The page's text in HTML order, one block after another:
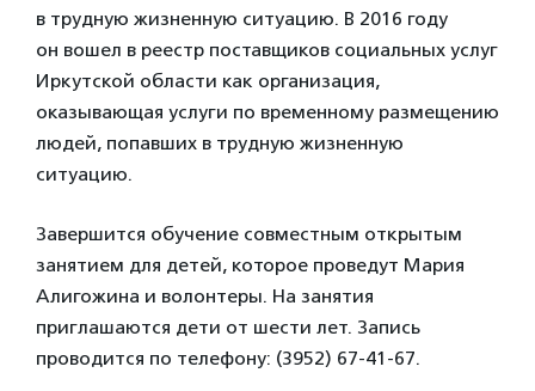
в трудную жизненную ситуацию. В 2016 году
он вошел в реестр поставщиков социальных услуг
Иркутской области как организация,
оказывающая услуги по временному размещению
людей, попавших в трудную жизненную
ситуацию.
Завершится обучение совместным открытым
занятием для детей, которое проведут Мария
Алигожина и волонтеры. На занятия
приглашаются дети от шести лет. Запись
проводится по телефону: (3952) 67-41-67.